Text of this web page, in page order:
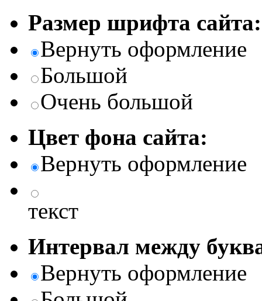
Размер шрифта сайта:
Вернуть оформление
Большой
Очень большой
Цвет фона сайта:
Вернуть оформление
текст
Интервал между
Вернуть оформление